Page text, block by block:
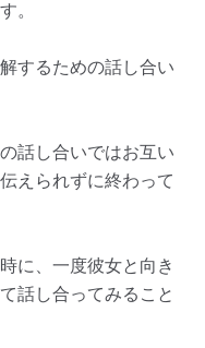
。
するための話し合い
話し合いではお互い
えられずに終わって
に、一度彼女と向き
話し合ってみること